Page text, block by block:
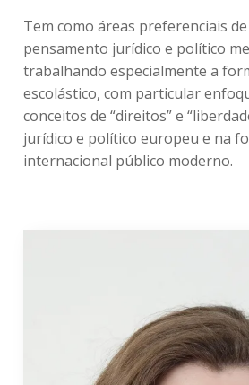
Tem como áreas preferenciais
pensamento jurídico e político
trabalhando especialmente a
escolástico, com particular
conceitos de “direitos” e
jurídico e político europeu e na
internacional público moderno.